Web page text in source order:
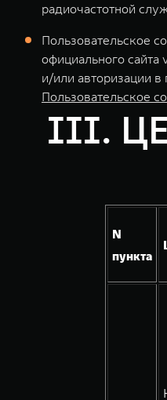
радиочастотной
Пользовательское
официального
и/или авторизации
Пользовательское
III.
N
пункта